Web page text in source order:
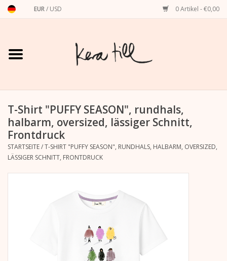
EUR/ USD 0 Artikel - €0,00
Startseite
Art Prints
Stationery
Grußkarten
T-Shirt "PUFFY SEASON", rundhals,
halbarm, oversized, lässiger Schnitt,
Frontdruck
STARTSEITE/T-SHIRT "PUFFY SEASON", RUNDHALS, HALBARM, OVERSIZED,
LÄSSIGER SCHNITT, FRONTDRUCK